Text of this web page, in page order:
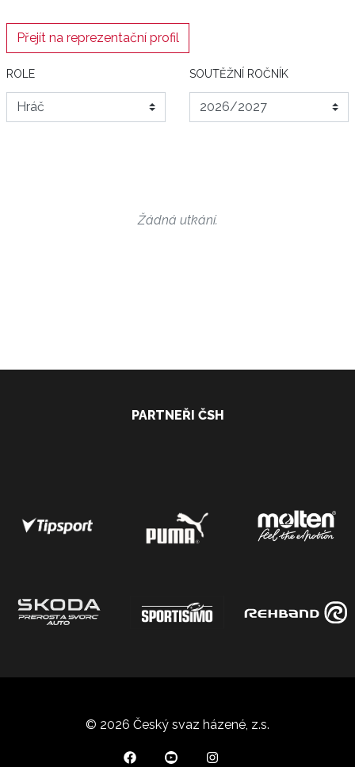
Přejít na reprezentační profil
ROLE SOUTĚŽNÍ ROČNÍK
Žádná utkání.
PARTNEŘI ČSH
© 2026 Český svaz házené, z.s.